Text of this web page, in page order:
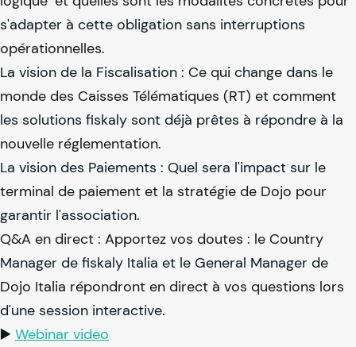
s'adapter à cette obligation sans interruptions
opérationnelles.
La vision de la Fiscalisation : Ce qui change dans le
monde des Caisses Télématiques (RT) et comment
les solutions fiskaly sont déjà prêtes à répondre à la
nouvelle réglementation.
La vision des Paiements : Quel sera l'impact sur le
terminal de paiement et la stratégie de Dojo pour
garantir l'association.
Q&A en direct : Apportez vos doutes : le Country
Manager de fiskaly Italia et le General Manager de
Dojo Italia répondront en direct à vos questions lors
d'une session interactive.
▶️ Webinar video